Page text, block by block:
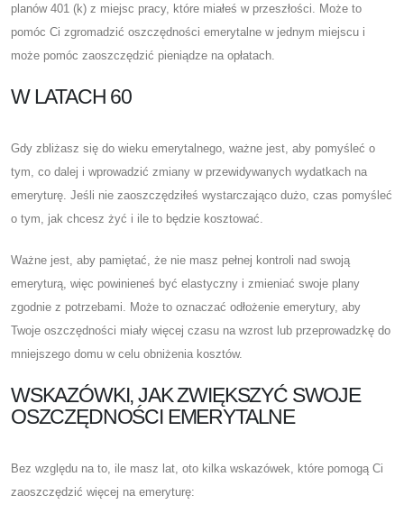
planów 401 (k) z miejsc pracy, które miałeś w przeszłości. Może to
pomóc Ci zgromadzić oszczędności emerytalne w jednym miejscu i
może pomóc zaoszczędzić pieniądze na opłatach.
W LATACH 60
Gdy zbliżasz się do wieku emerytalnego, ważne jest, aby pomyśleć o
tym, co dalej i wprowadzić zmiany w przewidywanych wydatkach na
emeryturę. Jeśli nie zaoszczędziłeś wystarczająco dużo, czas pomyśleć
o tym, jak chcesz żyć i ile to będzie kosztować.
Ważne jest, aby pamiętać, że nie masz pełnej kontroli nad swoją
emeryturą, więc powinieneś być elastyczny i zmieniać swoje plany
zgodnie z potrzebami. Może to oznaczać odłożenie emerytury, aby
Twoje oszczędności miały więcej czasu na wzrost lub przeprowadzkę do
mniejszego domu w celu obniżenia kosztów.
WSKAZÓWKI, JAK ZWIĘKSZYĆ SWOJE
OSZCZĘDNOŚCI EMERYTALNE
Bez względu na to, ile masz lat, oto kilka wskazówek, które pomogą Ci
zaoszczędzić więcej na emeryturę: